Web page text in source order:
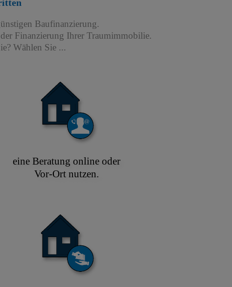
Baufinanzierung.
Finanzierung Ihrer Traumimmobilie.
Wählen Sie ...
eine Beratung online oder
Vor-Ort nutzen.